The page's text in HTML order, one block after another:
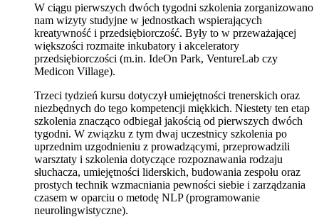
W ciągu pierwszych dwóch tygodni szkolenia zorganizowano
nam wizyty studyjne w jednostkach wspierających
kreatywność i przedsiębiorczość. Były to w przeważającej
większości rozmaite inkubatory i akceleratory
przedsiębiorczości (m.in. IdeOn Park, VentureLab czy
Medicon Village).
Trzeci tydzień kursu dotyczył umiejętności trenerskich oraz
niezbędnych do tego kompetencji miękkich. Niestety ten etap
szkolenia znacząco odbiegał jakością od pierwszych dwóch
tygodni. W związku z tym dwaj uczestnicy szkolenia po
uprzednim uzgodnieniu z prowadzącymi, przeprowadzili
warsztaty i szkolenia dotyczące rozpoznawania rodzaju
słuchacza, umiejętności liderskich, budowania zespołu oraz
prostych technik wzmacniania pewności siebie i zarządzania
czasem w oparciu o metodę NLP (programowanie
neurolingwistyczne).